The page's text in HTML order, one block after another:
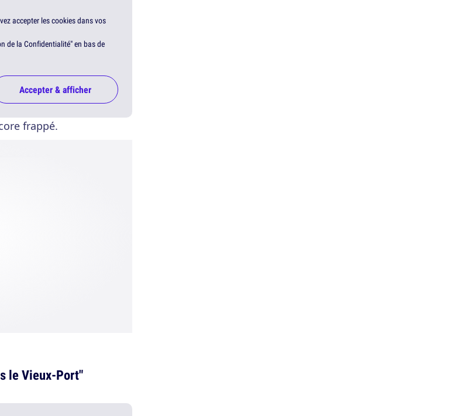
accepter les cookies dans vos
de la Confidentialité" en bas de
Accepter & afficher
frappé.
le Vieux-Port"